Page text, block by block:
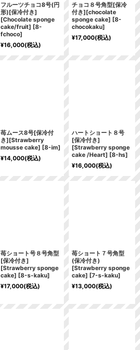
フルーツチョコ8号(円
形)[保冷付き]
[Chocolate sponge
cake/fruit] [8-
fchoco]
¥16,000(税込)
チョコ８号角型[保冷
付き][chocolate
sponge cake] [8-
chocokaku]
¥17,000(税込)
苺ムース8号[保冷付
き][Strawberry
mousse cake] [8-im]
¥14,000(税込)
ハートショート８号
[保冷付き]
[Strawberry sponge
cake /Heart] [8-hs]
¥16,000(税込)
苺ショート号８号角型
[保冷付き]
[Strawberry sponge
cake] [8-s-kaku]
¥17,000(税込)
苺ショート７号角型
(保冷付き)
[Strawberry sponge
cake] [7-s-kaku]
¥13,000(税込)